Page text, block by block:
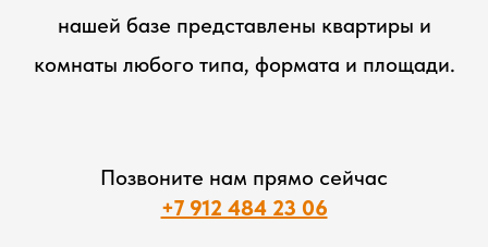
нашей базе представлены квартиры и
комнаты любого типа, формата и площади.
Позвоните нам прямо сейчас
+7 912 484 23 06